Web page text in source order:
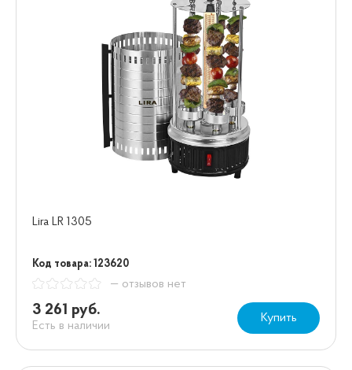
Lira LR 1305
Код товара: 123620
— отзывов нет
3 261 руб.
Есть в наличии
Купить